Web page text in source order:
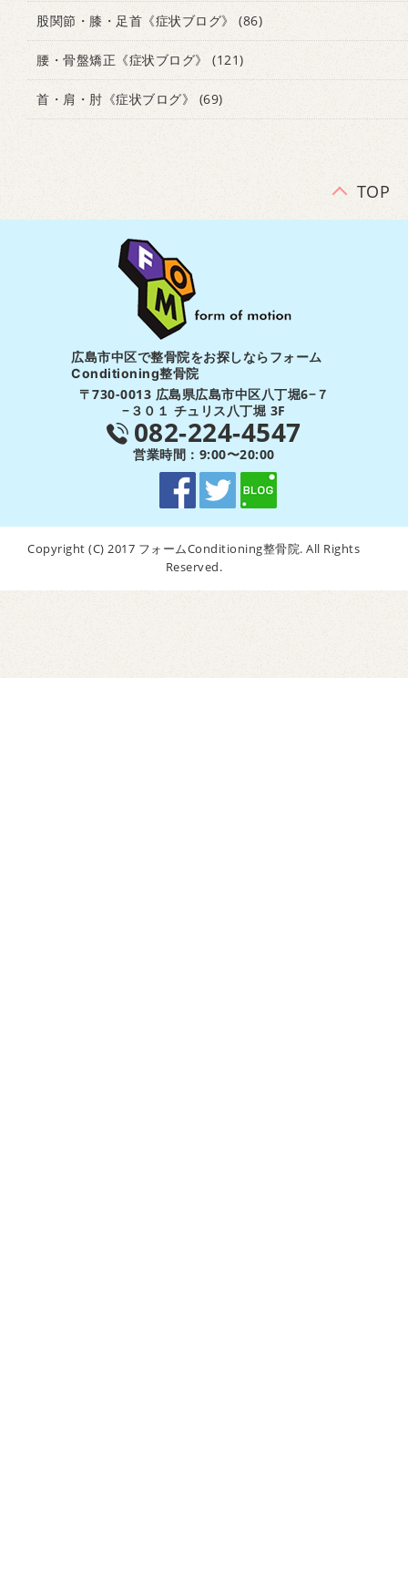
股関節・膝・足首《症状ブログ》 (86)
腰・骨盤矯正《症状ブログ》 (121)
首・肩・肘《症状ブログ》 (69)
TOP
広島市中区で整骨院をお探しならフォーム
Conditioning整骨院
〒730-0013 広島県広島市中区八丁堀6−７
−３０１ チュリス八丁堀 3F
082-224-4547
営業時間：9:00〜20:00
Copyright (C) 2017 フォームConditioning整骨院. All Rights
Reserved.